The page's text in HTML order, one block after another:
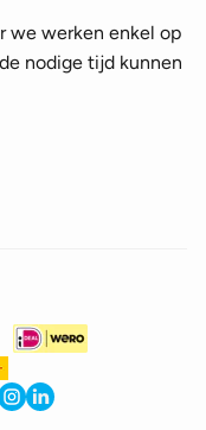
we werken enkel op
nodige tijd kunnen